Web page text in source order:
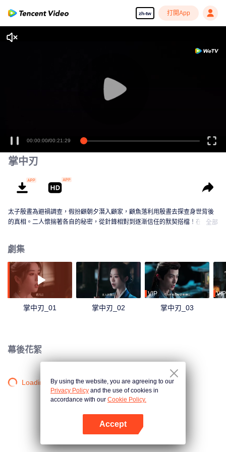
zh-tw 打開App
00:00:00/00:21:29
掌中刃
太子殷晝為避禍調查，假扮顧朝夕潛入顧家，顧魚落利用殷晝去探查身世背後
的真相。二人懷揣著各自的秘密，從針鋒相對到逐漸信任的默契搭檔！在人性
全部
劇集
掌中刃_01 掌中刃_02
VIP
掌中刃_03
VIP
幕後花絮
Loading…By using the website, you are agreeing to our
Privacy Policy and the use of cookies in
accordance with our Cookie Policy.
Accept